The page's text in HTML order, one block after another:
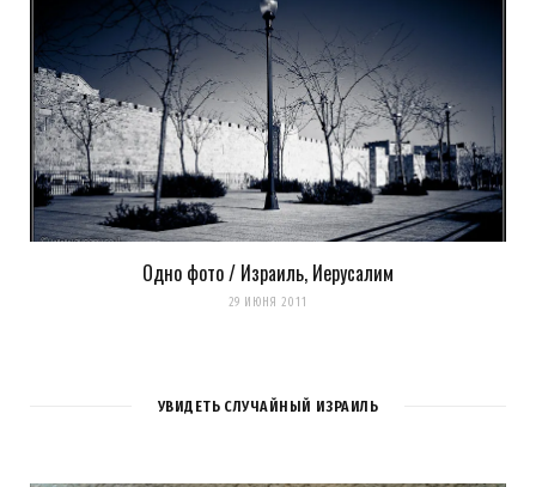
Одно фото / Израиль, Иерусалим
29 ИЮНЯ 2011
УВИДЕТЬ СЛУЧАЙНЫЙ ИЗРАИЛЬ